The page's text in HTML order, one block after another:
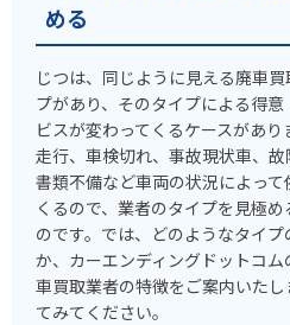
める
じつは、同じように見える廃車
プがあり、そのタイプによる得
ビスが変わってくるケースがあ
走行、車検切れ、事故現状車、故
書類不備など車両の状況によっ
くるので、業者のタイプを見極
のです。では、どのようなタイ
か、カーエンディングドットコ
車買取業者の特徴をご案内いた
てみてください。